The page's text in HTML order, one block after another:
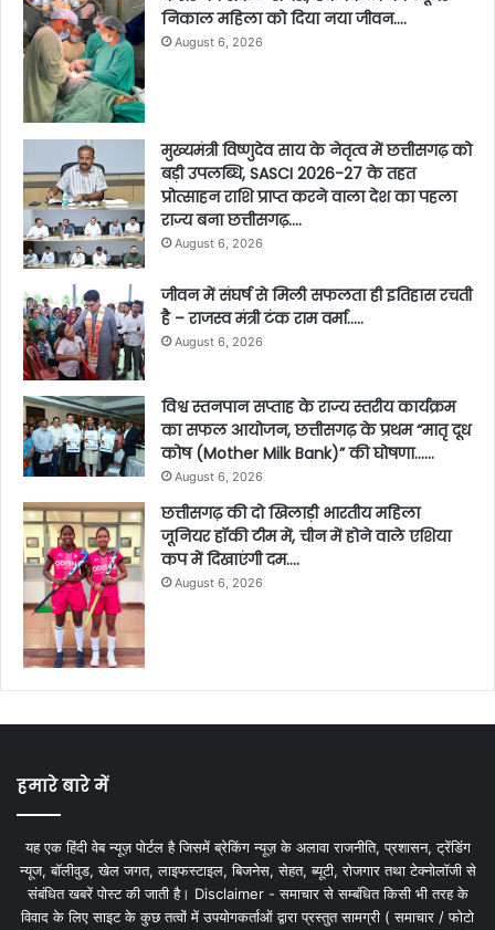
निकाल महिला को दिया नया जीवन….
August 6, 2026
मुख्यमंत्री विष्णुदेव साय के नेतृत्व में छत्तीसगढ़ को
बड़ी उपलब्धि, SASCI 2026-27 के तहत
प्रोत्साहन राशि प्राप्त करने वाला देश का पहला
राज्य बना छत्तीसगढ़….
August 6, 2026
जीवन में संघर्ष से मिली सफलता ही इतिहास रचती
है – राजस्व मंत्री टंक राम वर्मा…..
August 6, 2026
विश्व स्तनपान सप्ताह के राज्य स्तरीय कार्यक्रम
का सफल आयोजन, छत्तीसगढ़ के प्रथम “मातृ दूध
कोष (Mother Milk Bank)” की घोषणा……
August 6, 2026
छत्तीसगढ़ की दो खिलाड़ी भारतीय महिला
जूनियर हॉकी टीम में, चीन में होने वाले एशिया
कप में दिखाएंगी दम….
August 6, 2026
हमारे बारे में
यह एक हिंदी वेब न्यूज़ पोर्टल है जिसमें ब्रेकिंग न्यूज़ के अलावा राजनीति, प्रशासन, ट्रेंडिंग
न्यूज, बॉलीवुड, खेल जगत, लाइफस्टाइल, बिजनेस, सेहत, ब्यूटी, रोजगार तथा टेक्नोलॉजी से
संबंधित खबरें पोस्ट की जाती है। Disclaimer - समाचार से सम्बंधित किसी भी तरह के
विवाद के लिए साइट के कुछ तत्वों में उपयोगकर्ताओं द्वारा प्रस्तुत सामग्री ( समाचार / फोटो